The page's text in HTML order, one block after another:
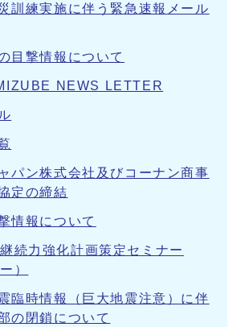
訓練実施に伴う緊急速報メール
目撃情報について
NEWS LETTER
パン株式会社及びコーナン商事
定の締結
情報について
続力強化計画策定セミナー
）
臨時情報（巨大地震注意）に伴
の閉鎖について